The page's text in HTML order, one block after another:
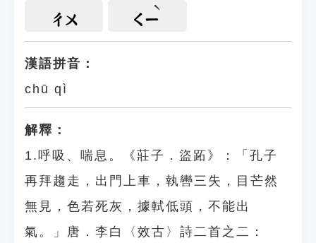
ㄔㄨ ㄑㄧ
漢語拼音：
chū qì
解釋：
1.呼吸、喘息。《莊子．盜跖》：「孔子
再拜趨走，出門上車，執轡三失，目芒然
無見，色若死灰，據軾低頭，不能出
氣。」唐．李白〈效古〉詩二首之二：